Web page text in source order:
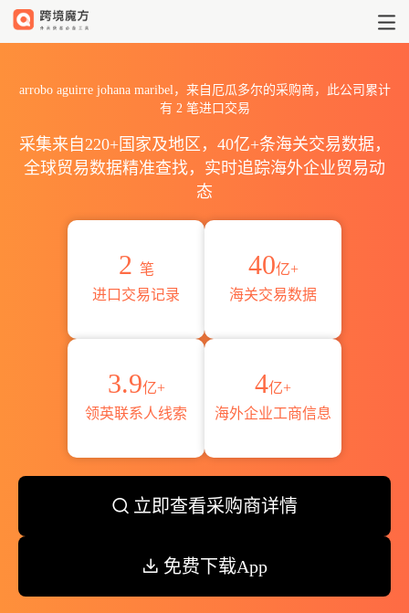
arrobo aguirre johana maribel，来自厄瓜多尔的采购商，此公司累计
有 2笔进口交易
采集来自220+国家及地区，40亿+条海关交易数据，
全球贸易数据精准查找，实时追踪海外企业贸易动
态
2 笔
进口交易记录
40亿+
海关交易数据
3.9亿+
领英联系人线索
4亿+
海外企业工商信息
立即查看采购商详情
免费下载App